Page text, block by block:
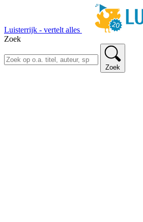
Luisterrijk - vertelt alles
Zoek
Zoek